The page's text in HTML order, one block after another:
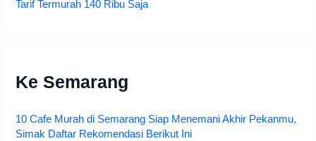
Tarif Termurah 140 Ribu Saja
Ke Semarang
10 Cafe Murah di Semarang Siap Menemani Akhir Pekanmu,
Simak Daftar Rekomendasi Berikut Ini